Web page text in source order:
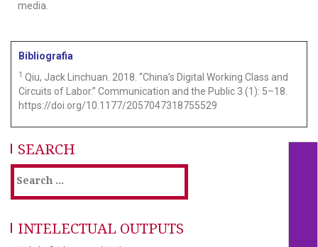
media.
Bibliografia
1 Qiu, Jack Linchuan. 2018. “China’s Digital Working Class and
Circuits of Labor.” Communication and the Public 3 (1): 5–18.
https://doi.org/10.1177/2057047318755529
SEARCH
INTELECTUAL OUTPUTS